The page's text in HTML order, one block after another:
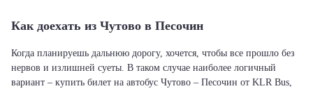
Как доехать из Чутово в Песочин
Когда планируешь дальнюю дорогу, хочется, чтобы все прошло без
нервов и излишней суеты. В таком случае наиболее логичный
вариант – купить билет на автобус Чутово – Песочин от KLR Bus,